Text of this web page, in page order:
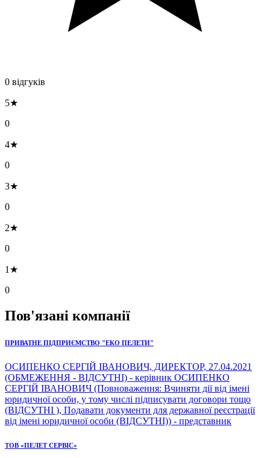
0 відгуків
5★
0
4★
0
3★
0
2★
0
1★
0
Пов'язані компанії
ПРИВАТНЕ ПІДПРИЄМСТВО "ЕКО ПЕЛЕТИ"
ОСИПЕНКО СЕРГІЙ ІВАНОВИЧ, ДИРЕКТОР, 27.04.2021
(ОБМЕЖЕННЯ - ВІДСУТНІ) - керівник ОСИПЕНКО
СЕРГІЙ ІВАНОВИЧ (Повноваження: Вчиняти дії від імені
юридичної особи, у тому числі підписувати договори тощо
(ВІДСУТНІ ), Подавати документи для державної реєстрації
від імені юридичної особи (ВІДСУТНІ)) - представник
ТОВ «ПЕЛЕТ СЕРВІС»